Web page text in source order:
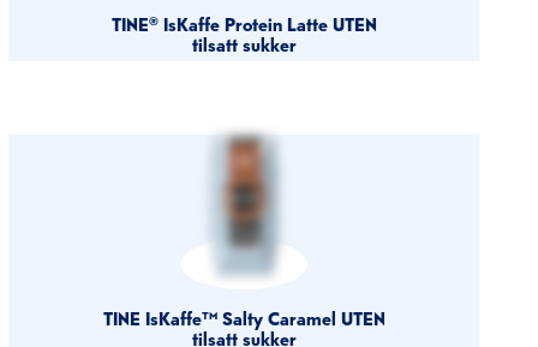
TINE® IsKaffe Protein Latte UTEN
tilsatt sukker
TINE IsKaffe™ Salty Caramel UTEN
tilsatt sukker